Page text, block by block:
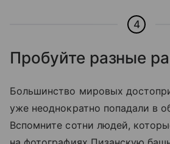
4
Пробуйте разные
Большинство мировых
уже неоднократно попадали в
Вспомните сотни людей,